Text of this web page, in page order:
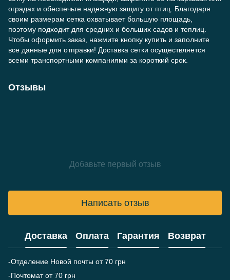
оградах и обеспечьте надежную защиту от птиц. Благодаря
своим размерам сетка охватывает большую площадь,
поэтому подходит для средних и больших садов и теплиц.
Чтобы оформить заказ, нажмите кнопку купить и заполните
все данные для отправки! Доставка сетки осуществляется
всеми транспортными компаниями за короткий срок.
Отзывы
Добавьте первый отзыв
Написать отзыв
Доставка Оплата Гарантия Возврат
-Отделение Новой почты от 70 грн
-Почтомат от 70 грн